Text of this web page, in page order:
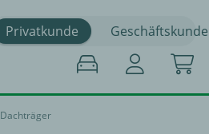
Privatkunde Geschäftskunde
Dachträger